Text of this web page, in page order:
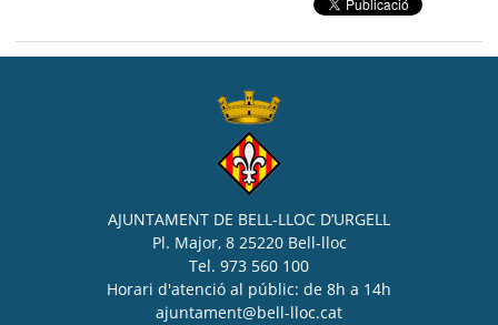
AJUNTAMENT DE BELL-LLOC D’URGELL
Pl. Major, 8 25220 Bell-lloc
Tel. 973 560 100
Horari d'atenció al públic: de 8h a 14h
ajuntament@bell-lloc.cat